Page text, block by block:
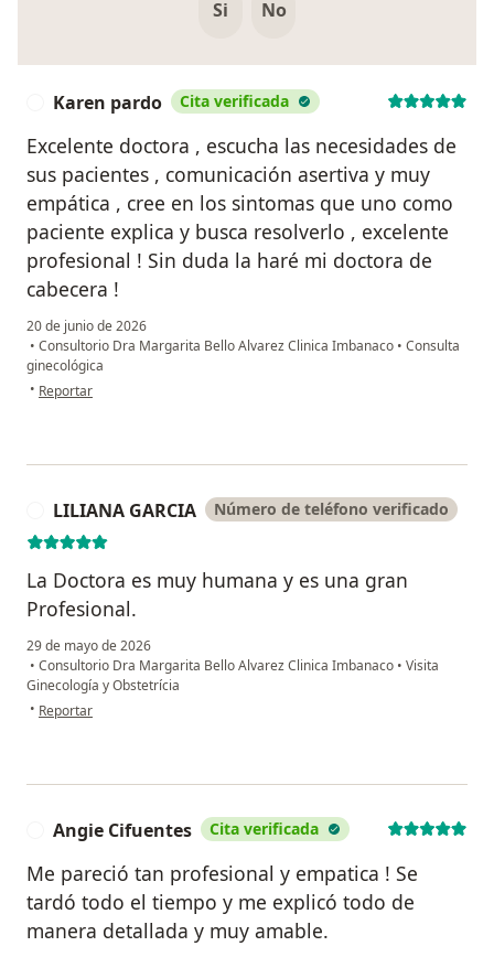
Si No
Karen pardo Cita verificada
Excelente doctora , escucha las necesidades de
sus pacientes , comunicación asertiva y muy
empática , cree en los sintomas que uno como
paciente explica y busca resolverlo , excelente
profesional ! Sin duda la haré mi doctora de
cabecera !
20 de junio de 2026
• Consultorio Dra Margarita Bello Alvarez Clinica Imbanaco • Consulta
ginecológica
• en opinión del usuario Karen pardo
Reportar
LILIANA GARCIA Número de teléfono verificado
La Doctora es muy humana y es una gran
Profesional.
29 de mayo de 2026
• Consultorio Dra Margarita Bello Alvarez Clinica Imbanaco • Visita
Ginecología y Obstetrícia
• en opinión del usuario LILIANA GARCIA
Reportar
Angie Cifuentes Cita verificada
Me pareció tan profesional y empatica ! Se
tardó todo el tiempo y me explicó todo de
manera detallada y muy amable.